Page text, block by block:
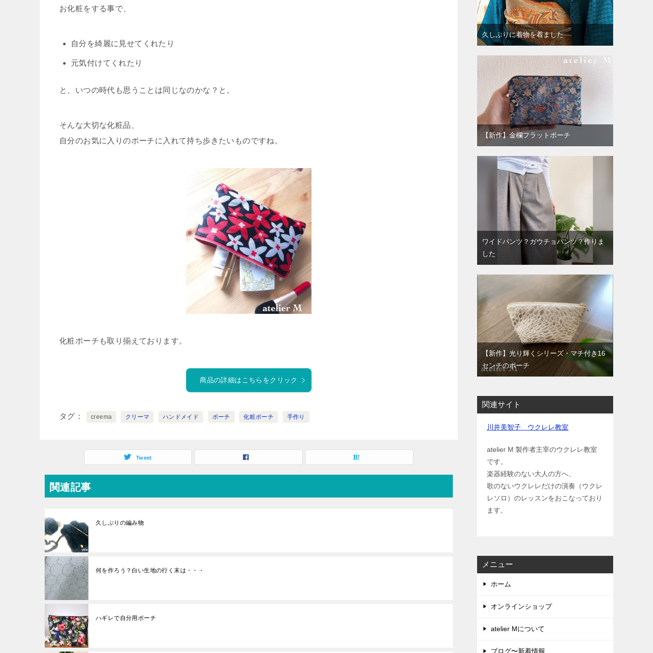
お化粧をする事で、
自分を綺麗に見せてくれたり
元気付けてくれたり
と、いつの時代も思うことは同じなのかな？と。
そんな大切な化粧品、
自分のお気に入りのポーチに入れて持ち歩きたいものですね。
化粧ポーチも取り揃えております。
商品の詳細はこちらをクリック
タグ creema クリーマ ハンドメイド ポーチ 化粧ポーチ 手作り
Tweet
関連記事
久しぶりの編み物
何を作ろう？白い生地の行く末は・・・
ハギレで自分用ポーチ
久しぶりに着物を着ました
【新作】金欄フラットポーチ
ワイドパンツ？ガウチョパンツ？作りま
した
【新作】光り輝くシリーズ・マチ付き16
センチのポーチ
関連サイト
川井美智子 ウクレレ教室
atelier M 製作者主宰のウクレレ教室
です。
楽器経験のない大人の方へ、
歌のないウクレレだけの演奏（ウクレ
レソロ）のレッスンをおこなっており
ます。
メニュー
ホーム
オンラインショップ
atelier Mについて
ブログ〜新着情報